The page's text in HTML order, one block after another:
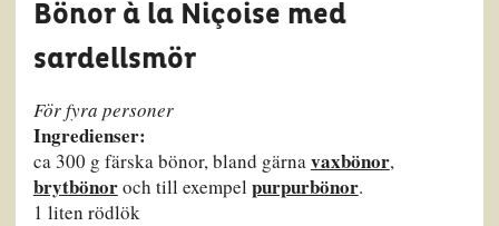
Bönor à la Niçoise med
sardellsmör
För fyra personer
Ingredienser:
ca 300 g färska bönor, bland gärnavaxbönor,
brytbönoroch till exempel purpurbönor.
1 liten rödlök